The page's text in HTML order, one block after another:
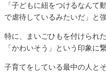
「子どもに紐をつけるなんて
で虐待しているみたいだ」と
特に、まいごひもを付けられ
「かわいそう」という印象に
子育てをしている最中の人と